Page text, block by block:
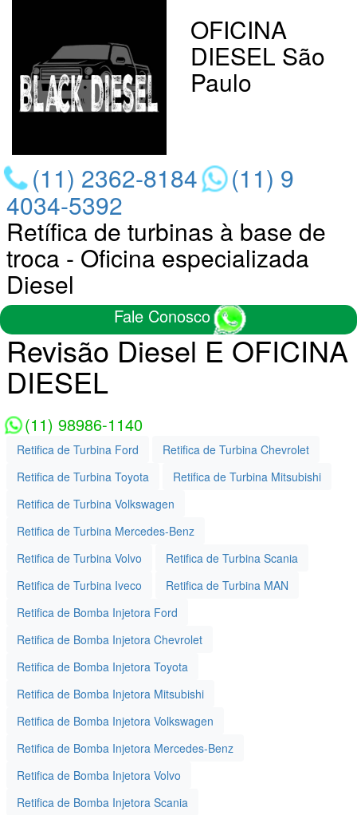
OFICINA
DIESEL São
Paulo
(11) 2362-8184 (11) 9
4034-5392
Retífica de turbinas à base de
troca - Oficina especializada
Diesel
Fale Conosco
Revisão Diesel E OFICINA
DIESEL
(11) 98986-1140
Retifica de Turbina Ford
Retifica de Turbina Chevrolet
Retifica de Turbina Toyota
Retifica de Turbina Mitsubishi
Retifica de Turbina Volkswagen
Retifica de Turbina Mercedes-Benz
Retifica de Turbina Volvo
Retifica de Turbina Scania
Retifica de Turbina Iveco
Retifica de Turbina MAN
Retifica de Bomba Injetora Ford
Retifica de Bomba Injetora Chevrolet
Retifica de Bomba Injetora Toyota
Retifica de Bomba Injetora Mitsubishi
Retifica de Bomba Injetora Volkswagen
Retifica de Bomba Injetora Mercedes-Benz
Retifica de Bomba Injetora Volvo
Retifica de Bomba Injetora Scania